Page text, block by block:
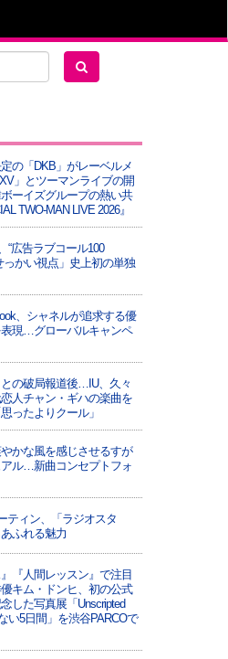
の「DKB」がレーベルメ
」とツーマンライブの開
ーイズグループの熱い共
TWO-MAN LIVE 2026』
“広告ラブコール100
っかい視点」史上初の単独
、シャネルが追求する優
現…グローバルキャンペ
の破局報道後…IU、久々
人チャン・ギハの楽曲を
ったよりクール」
かな風を感じさせるすが
ル…新曲コンセプトフォ
ティン、「ラジオスタ
ふれる魅力
』『人間レッスン』で注目
キム・ドンヒ、初の公式
した写真展「Unscripted
い5日間」を渋谷PARCOで